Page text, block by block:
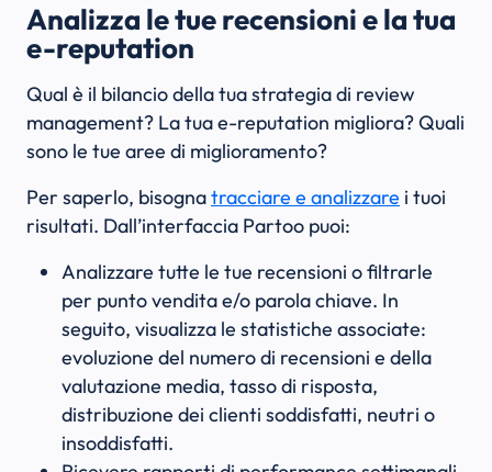
Analizza le tue recensioni e la tua
e-reputation
Qual è il bilancio della tua strategia di review
management? La tua e-reputation migliora? Quali
sono le tue aree di miglioramento?
Per saperlo, bisognatracciare e analizzare i tuoi
risultati. Dall’interfaccia Partoo puoi:
Analizzare tutte le tue recensioni o filtrarle
per punto vendita e/o parola chiave. In
seguito, visualizza le statistiche associate:
evoluzione del numero di recensioni e della
valutazione media, tasso di risposta,
distribuzione dei clienti soddisfatti, neutri o
insoddisfatti.